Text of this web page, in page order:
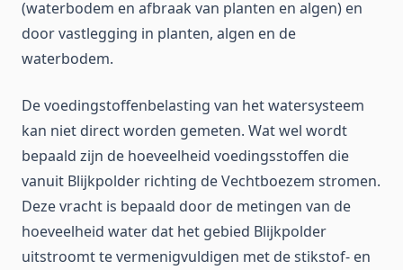
(waterbodem en afbraak van planten en algen) en
door vastlegging in planten, algen en de
waterbodem.
De voedingstoffenbelasting van het watersysteem
kan niet direct worden gemeten. Wat wel wordt
bepaald zijn de hoeveelheid voedingsstoffen die
vanuit Blijkpolder richting de Vechtboezem stromen.
Deze vracht is bepaald door de metingen van de
hoeveelheid water dat het gebied Blijkpolder
uitstroomt te vermenigvuldigen met de stikstof- en